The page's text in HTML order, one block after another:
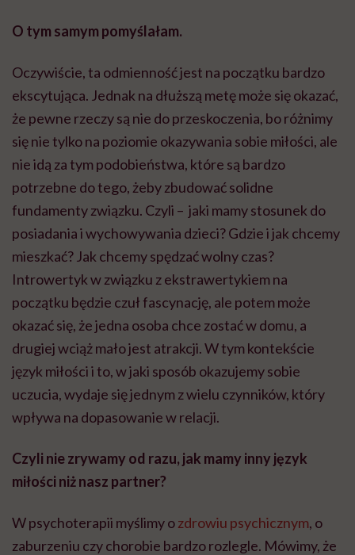
O tym samym pomyślałam.
Oczywiście, ta odmienność jest na początku bardzo
ekscytująca. Jednak na dłuższą metę może się okazać,
że pewne rzeczy są nie do przeskoczenia, bo różnimy
się nie tylko na poziomie okazywania sobie miłości, ale
nie idą za tym podobieństwa, które są bardzo
potrzebne do tego, żeby zbudować solidne
fundamenty związku. Czyli – jaki mamy stosunek do
posiadania i wychowywania dzieci? Gdzie i jak chcemy
mieszkać? Jak chcemy spędzać wolny czas?
Introwertyk w związku z ekstrawertykiem na
początku będzie czuł fascynację, ale potem może
okazać się, że jedna osoba chce zostać w domu, a
drugiej wciąż mało jest atrakcji. W tym kontekście
język miłości i to, w jaki sposób okazujemy sobie
uczucia, wydaje się jednym z wielu czynników, który
wpływa na dopasowanie w relacji.
Czyli nie zrywamy od razu, jak mamy inny język
miłości niż nasz partner?
W psychoterapii myślimy ozdrowiu psychicznym, o
zaburzeniu czy chorobie bardzo rozlegle. Mówimy, że